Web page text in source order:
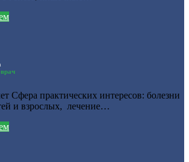
Сфера практических интересов: болезни
и взрослых, лечение…